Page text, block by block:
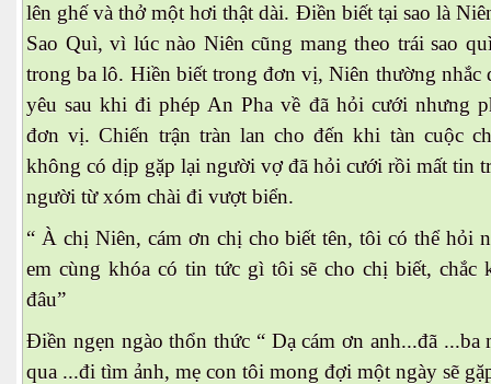
lên ghế và thở một hơi thật dài. Điền biết tại sao là
Sao Quì, vì lúc nào Niên cũng mang theo trái sao
trong ba lô. Hiền biết trong đơn vị, Niên thường nhắc
yêu sau khi đi phép An Pha về đã hỏi cưới nhưng
đơn vị. Chiến trận tràn lan cho đến khi tàn cuộc
không có dịp gặp lại người vợ đã hỏi cưới rồi mất tin
người từ xóm chài đi vượt biển.
“ À chị Niên, cám ơn chị cho biết tên, tôi có thể hỏi
em cùng khóa có tin tức gì tôi sẽ cho chị biết, chắc
đâu”
Điền ngẹn ngào thổn thức “ Dạ cám ơn anh...đã ...ba
qua ...đi tìm ảnh, mẹ con tôi mong đợi một ngày sẽ